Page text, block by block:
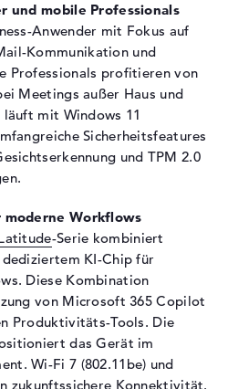
Qualcomm Aqstic
2 MP
Multi-Touch-Trackpad,
802.11a, 802.11ac, 802.11ax,
802.11b, 802.11be, 802.11g,
802.11n
Bluetooth 5.4
1 x USB 3.2 - Typ A, 2 x USB
und mobile Professionals
Anwender mit Fokus auf
Kommunikation und
Professionals profitieren von
Meetings außer Haus und
mit Windows 11
Sicherheitsfeatures
und TPM 2.0
Workflows
-Serie kombiniert
KI-Chip für
Diese Kombination
von Microsoft 365 Copilot
Produktivitäts-Tools. Die
das Gerät im
Wi-Fi 7 (802.11be) und
zukunftssichere Konnektivität.